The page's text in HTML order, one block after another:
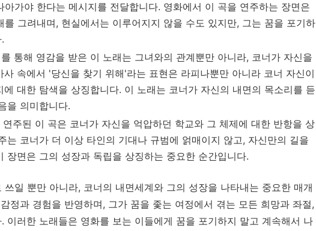
가야 한다는 메시지를 전달합니다. 영화에서 이 곡을 연주하는 장면은
그려내며, 현실에서는 이루어지지 않을 수도 있지만, 그는 꿈을 포기하
통해 영감을 받은 이 노래는 그녀와의 관계뿐만 아니라, 코너가 자신을
속에서 '당신을 찾기 위해'라는 표현은 라피나뿐만 아니라 코너 자신이
대한 탐색을 상징합니다. 이 노래는 코너가 자신의 내면의 목소리를 듣
을 의미합니다.
연주된 이 곡은 코너가 자신을 억압하던 학교와 그 체제에 대한 반항을 상
는 코너가 더 이상 타인의 기대나 규범에 얽매이지 않고, 자신만의 길을
장면은 그의 성장과 독립을 상징하는 중요한 순간입니다.
일 뿐만 아니라, 코너의 내면세계와 그의 성장을 나타내는 중요한 매개
정과 경험을 반영하며, 그가 꿈을 좇는 여정에서 겪는 모든 희망과 좌절,
이러한 노래들은 영화를 보는 이들에게 꿈을 포기하지 말고 계속해서 나